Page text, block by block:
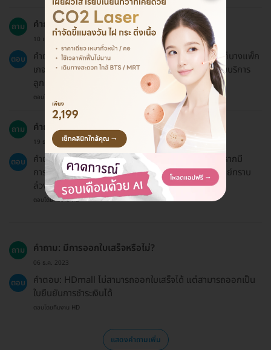
ถาม คำถาม: สามารถใช้ประกันสุขภาพทั่วไปได้หรือไม่?
10 เม.ย. 2024
ตอบ
คำตอบ: โดยทั่วไปแล้ว HDmall ไม่รับประกันสุขภาพ แต่บางแพ็ก
เกจอาจมีข้อยกเว้น ซึ่งสามารถสอบถามเพิ่มเติมได้กับทีมบริการ
ลูกค้า
ตอบโดยทีมงาน HD
ถาม คำถาม: ต้องเตรียมตัวอย่างไรบ้างก่อนเข้ารับบริการ?
19 ธ.ค. 2024
ตอบ
คำตอบ: ควรศึกษาข้อมูลและปรึกษาแพทย์ก่อนทำ และหากมี
การแพ้ยา แพ้อาหาร หรือมีโรคประจำตัว ควรแจ้งให้แพทย์ทราบ
ล่วงหน้า
ตอบโดยทีมงาน HD
ถาม คำถาม: มีการออกใบเสร็จหรือไม่?
06 ธ.ค. 2023
ตอบ
คำตอบ: HDmall ไม่สามารถออกใบเสร็จได้ แต่สามารถออกเป็น
ใบยืนยันการชำระเงินได้
ตอบโดยทีมงาน HD
แสดงคำถามเพิ่ม